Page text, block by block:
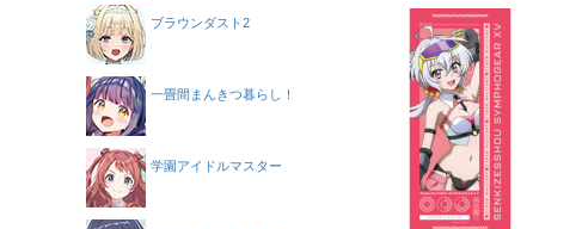
ブラウンダスト2
一畳間まんきつ暮らし！
学園アイドルマスター